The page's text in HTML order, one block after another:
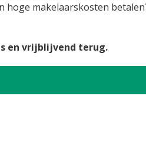
hoge makelaarskosten
en vrijblijvend terug.